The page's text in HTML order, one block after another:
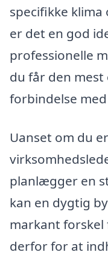
specifikke
er det en god
professionelle
du får den
forbindelse
Uanset om du
planlægger en
kan en dygtig
markant
derfor for at